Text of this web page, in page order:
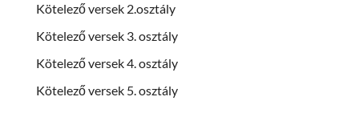
Kötelező versek 2.osztály
Kötelező versek 3. osztály
Kötelező versek 4. osztály
Kötelező versek 5. osztály